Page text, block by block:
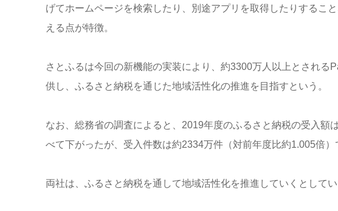
げてホームページを検索したり、別途アプリを取得したりするこ
える点が特徴。
さとふるは今回の新機能の実装により、約3300万人以上とされる
供し、ふるさと納税を通じた地域活性化の推進を目指すという。
なお、総務省の調査によると、2019年度のふるさと納税の受入額
べて下がったが、受入件数は約2334万件（対前年度比約1.005倍）
両社は、ふるさと納税を通して地域活性化を推進していくとしてい